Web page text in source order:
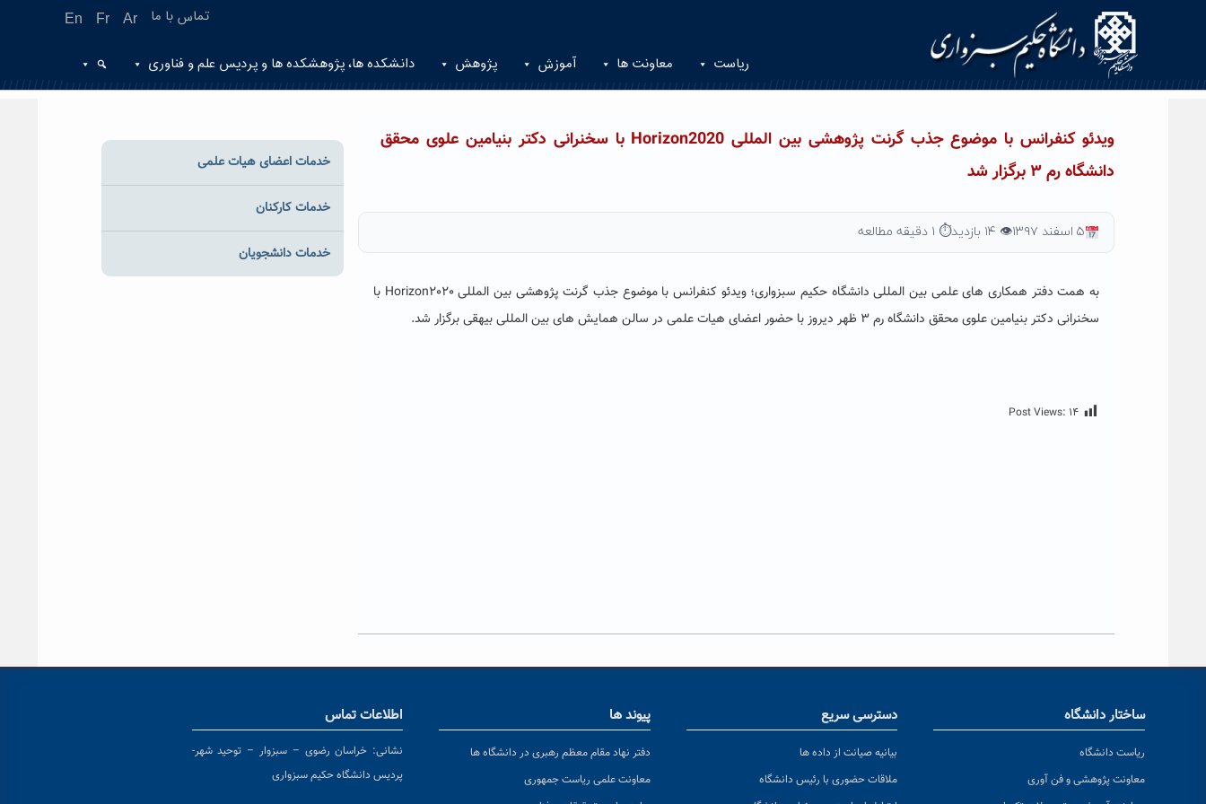
En Fr Ar تماس با ما
ریاست معاونت ها آموزش پژوهش دانشکده ها، پژوهشکده ها و پردیس علم و فناوری
ویدئو کنفرانس با موضوع جذب گرنت پژوهشی بین المللی Horizon2020 با سخنرانی دکتر بنیامین علوی محقق
دانشگاه رم ۳ برگزار شد
۵ اسفند ۱۳۹۷ 👁 ۱۴ بازدید ⏱ ۱ دقیقه مطالعه
به همت دفتر همکاری های علمی بین المللی دانشگاه حکیم سبزواری؛ ویدئو کنفرانس با موضوع جذب گرنت پژوهشی بین المللی Horizon2020 با
سخنرانی دکتر بنیامین علوی محقق دانشگاه رم ۳ ظهر دیروز با حضور اعضای هیات علمی در سالن همایش های بین المللی بیهقی برگزار شد.
Post Views: ۱۴
خدمات اعضای هیات علمی
خدمات کارکنان
خدمات دانشجویان
ساختار دانشگاه
ریاست دانشگاه
معاونت پژوهشی و فن آوری
دسترسی سریع
بیانیه صیانت از داده ها
ملاقات حضوری با رئیس دانشگاه
پیوند ها
دفتر نهاد مقام معظم رهبری در دانشگاه ها
معاونت علمی ریاست جمهوری
اطلاعات تماس
نشانی: خراسان رضوی – سبزوار – توحید شهر-
پردیس دانشگاه حکیم سبزواری